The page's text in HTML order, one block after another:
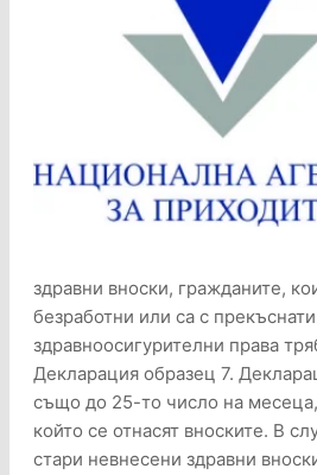
здравни вноски, гражданите,
безработни или са с прекъснати
здравноосигурителни права
Декларация образец 7.
също до 25-то число на
който се отнасят вноските. В
стари невнесени здравни